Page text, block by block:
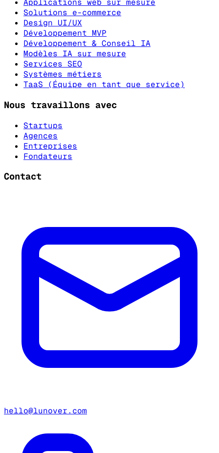
Applications web sur mesure
Solutions e-commerce
Design UI/UX
Développement MVP
Développement & Conseil IA
Modèles IA sur mesure
Services SEO
Systèmes métiers
TaaS (Équipe en tant que service)
Nous travaillons avec
Startups
Agences
Entreprises
Fondateurs
Contact
hello@lunover.com